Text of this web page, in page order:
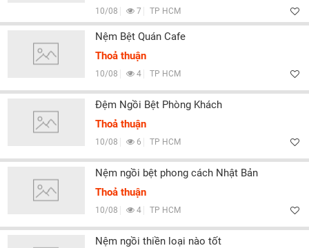
10/08 7 TP HCM
Nệm Bệt Quán Cafe
Thoả thuận
10/08 4 TP HCM
Đệm Ngồi Bệt Phòng Khách
Thoả thuận
10/08 6 TP HCM
Nệm ngồi bệt phong cách Nhật Bản
Thoả thuận
10/08 4 TP HCM
Nệm ngồi thiền loại nào tốt